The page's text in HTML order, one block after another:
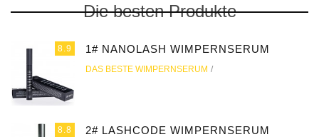
Die besten Produkte
8.9 1# NANOLASH WIMPERNSERUM
DAS BESTE WIMPERNSERUM
8.8 2# LASHCODE WIMPERNSERUM